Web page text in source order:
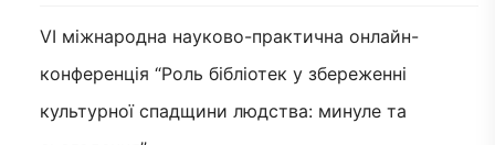
VI міжнародна науково-практична онлайн-
конференція “Роль бібліотек у збереженні
культурної спадщини людства: минуле та